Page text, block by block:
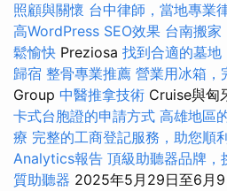
照顧與關懷 台中律師，當地專業
高WordPress SEO效果 台南搬家
鬆愉快 Preziosa 找到合適的墓地
歸宿 整骨專業推薦 營業用冰箱，
Group 中醫推拿技術 Cruise與匈
卡式台胞證的申請方式 高雄地區
療 完整的工商登記服務，助您順
Analytics報告 頂級助聽器品牌，
質助聽器 2025年5月29日至6月9